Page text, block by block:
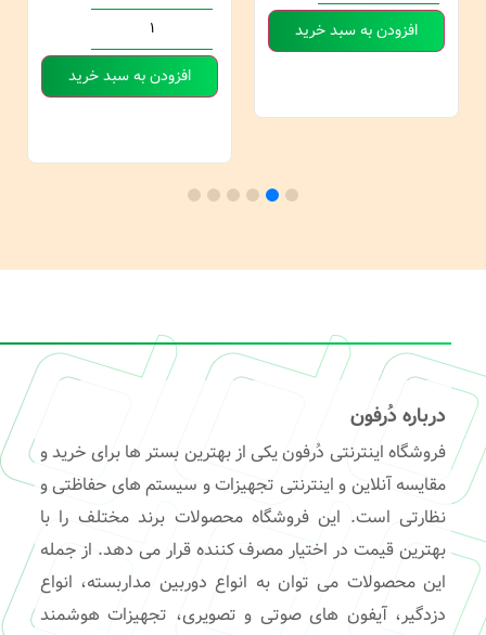
افزودن به سبد خرید
افزودن به سبد خرید
درباره دُرفون
فروشگاه اینترنتی دُرفون یکی از بهترین بستر ها برای خرید و
مقایسه آنلاین و اینترنتی تجهیزات و سیستم های حفاظتی و
نظارتی است. این فروشگاه محصولات برند مختلف را با
بهترین قیمت در اختیار مصرف کننده قرار می دهد. از جمله
این محصولات می توان به انواع دوربین مداربسته، انواع
دزدگیر، آیفون های صوتی و تصویری، تجهیزات هوشمند